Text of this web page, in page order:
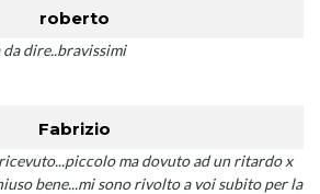
roberto
dire..bravissimi
Fabrizio
ma dovuto ad un ritardo x
bene...mi sono rivolto a voi subito per la